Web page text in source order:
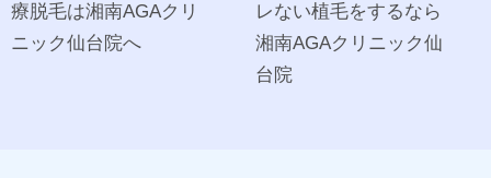
療脱毛は湘南AGAクリ
ニック仙台院へ
レない植毛をするなら
湘南AGAクリニック仙
台院